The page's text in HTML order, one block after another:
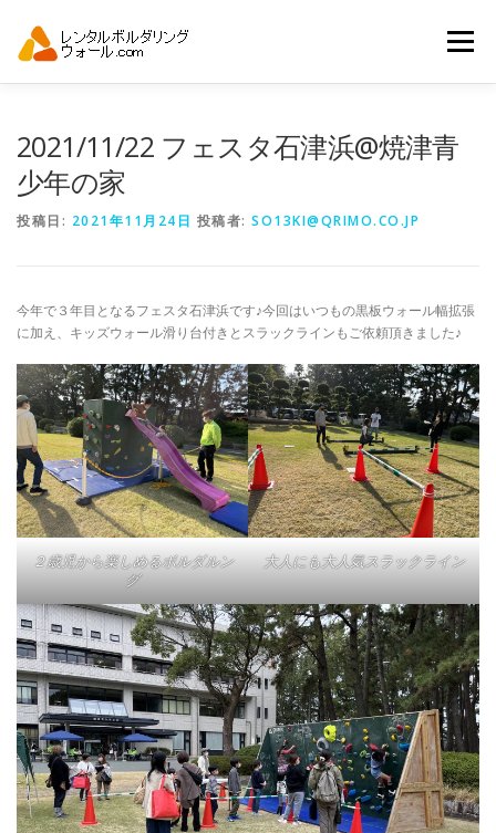
メニュー
2021/11/22 フェスタ石津浜@焼津青
少年の家
投稿日: 2021年11月24日 投稿者: SO13KI@QRIMO.CO.JP
今年で３年目となるフェスタ石津浜です♪今回はいつもの黒板ウォール幅拡張
に加え、キッズウォール滑り台付きとスラックラインもご依頼頂きました♪
２歳児から楽しめるボルダルン
グ
大人にも大人気スラックライン